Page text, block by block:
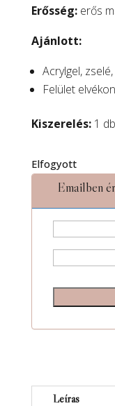
Erősség:erős
Ajánlott:
Acrylgel,
Felület
Kiszerelés:1 db
Elfogyott
Emailben
Leírás